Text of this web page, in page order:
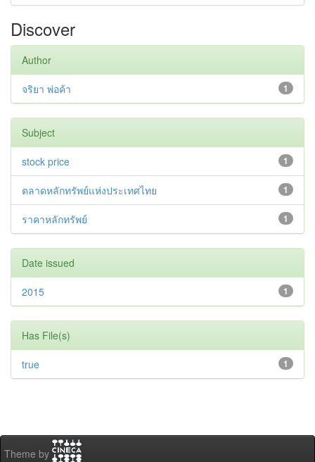
Discover
Author
1
จริยา พ่อค้า
Subject
1
stock price
1
ตลาดหลักทรัพย์แห่งประเทศไทย
1
ราคาหลักทรัพย์
Date issued
1
2015
Has File(s)
1
true
Theme by